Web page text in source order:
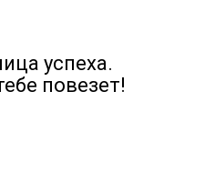
успеха.
повезет!